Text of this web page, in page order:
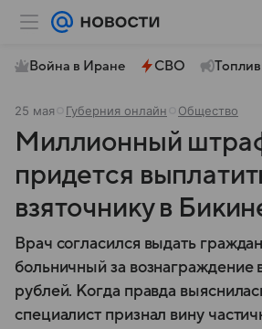
Война в Иране СВО
25 мая Губерния онлайн Общество
Миллионный
придется
взяточнику в
Врач согласился выдать
больничный за вознаграждение
рублей. Когда правда
специалист признал вину